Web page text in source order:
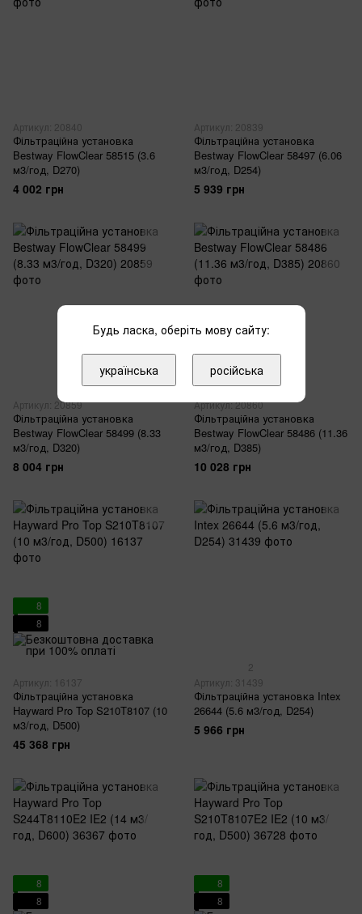
Артикул: 20840
Фільтраційна установка
Bestway FlowClear 58515 (3.6
м3/год, D270)
4 002 грн
Артикул: 20839
Фільтраційна установка
Bestway FlowClear 58497 (6.06
м3/год, D254)
5 939 грн
Артикул: 20859
Фільтраційна установка
Bestway FlowClear 58499 (8.33
м3/год, D320)
8 004 грн
Артикул: 20860
Фільтраційна установка
Bestway FlowClear 58486 (11.36
м3/год, D385)
10 028 грн
8
8
Артикул: 16137
Фільтраційна установка
Hayward Pro Top S210T8107 (10
м3/год, D500)
45 368 грн
2
Артикул: 31439
Фільтраційна установка Intex
26644 (5.6 м3/год, D254)
5 966 грн
8
8
8
8
Будь ласка, оберіть мову сайту:
українська російська